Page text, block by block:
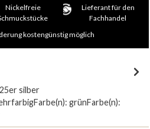
Nickelfreie
Lieferant für den
Fachhandel
kostengünstig möglich
silber
grünFarbe(n):